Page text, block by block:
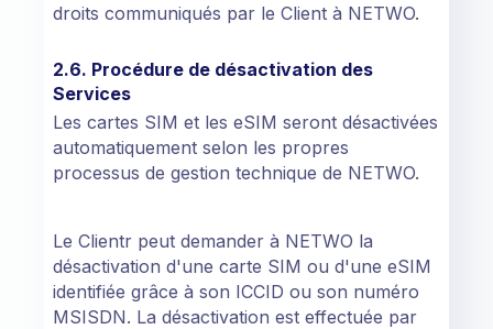
droits communiqués par le Client à NETWO.
2.6. Procédure de désactivation des
Services
Les cartes SIM et les eSIM seront désactivées
automatiquement selon les propres
processus de gestion technique de NETWO.
Le Clientr peut demander à NETWO la
désactivation d'une carte SIM ou d'une eSIM
identifiée grâce à son ICCID ou son numéro
MSISDN. La désactivation est effectuée par